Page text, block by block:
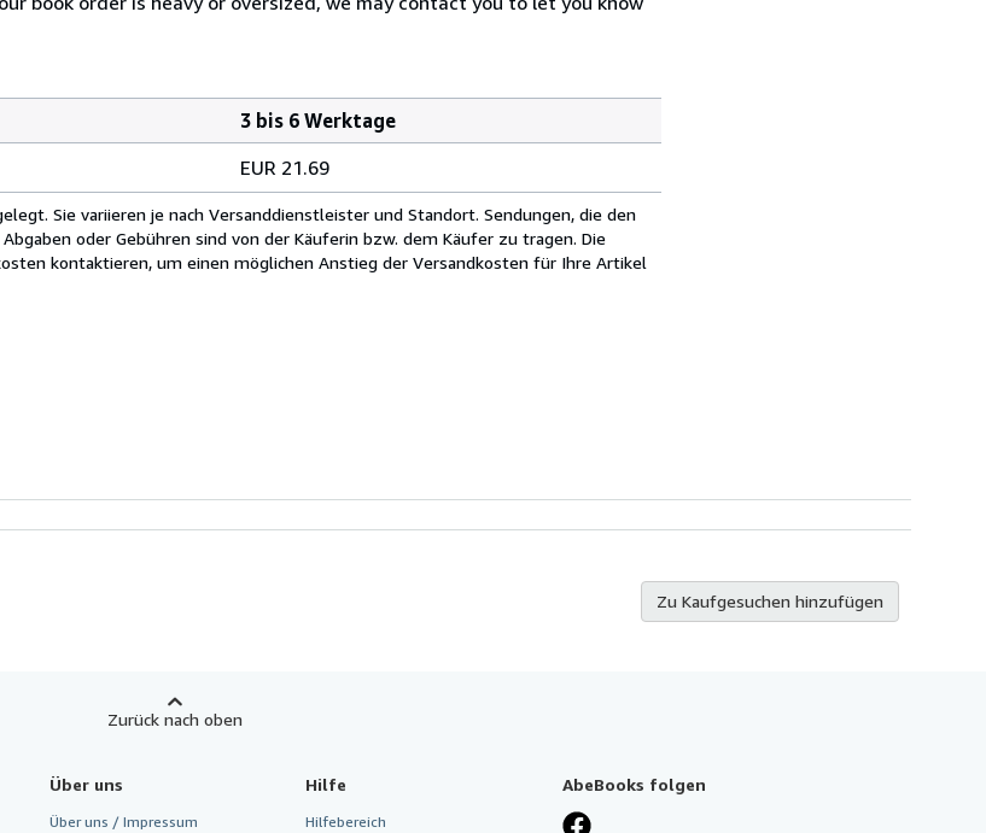
3 bis 6 Werktage
EUR 21.69
Sie variieren je nach Versanddienstleister und Standort. Sendungen, die den
oder Gebühren sind von der Käuferin bzw. dem Käufer zu tragen. Die
kontaktieren, um einen möglichen Anstieg der Versandkosten für Ihre Artikel
Zu Kaufgesuchen hinzufügen
Zurück nach oben
Über uns
Über uns / Impressum
Hilfe
Hilfebereich
AbeBooks folgen